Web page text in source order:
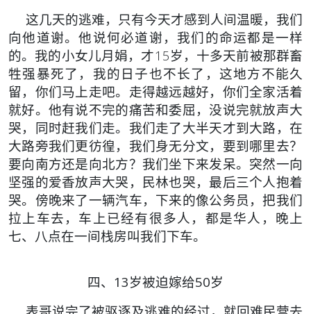
这几天的逃难，只有今天才感到人间温暖，我们
向他道谢。他说何必道谢，我们的命运都是一样
的。我的小女儿月娟，才15岁，十多天前被那群畜
牲强暴死了，我的日子也不长了，这地方不能久
留，你们马上走吧。走得越远越好，你们全家活着
就好。他有说不完的痛苦和委屈，没说完就放声大
哭，同时赶我们走。我们走了大半天才到大路，在
大路旁我们更彷徨，我们身无分文，要到哪里去？
要向南方还是向北方？我们坐下来发呆。突然一向
坚强的爱香放声大哭，民林也哭，最后三个人抱着
哭。傍晚来了一辆汽车，下来的像公务员，把我们
拉上车去，车上已经有很多人，都是华人，晚上
七、八点在一间栈房叫我们下车。
四、13岁被迫嫁给50岁